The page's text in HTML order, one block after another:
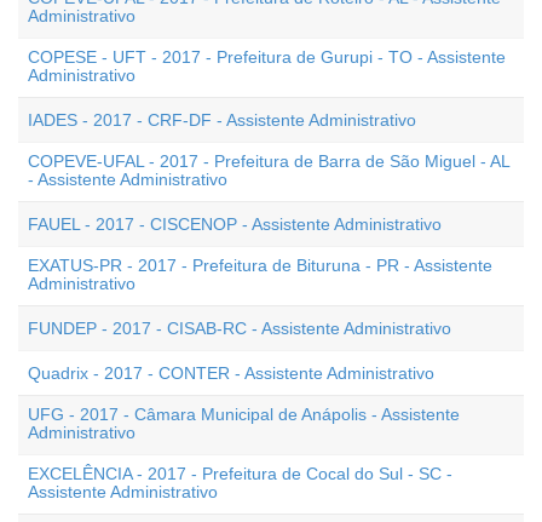
Administrativo
COPESE - UFT - 2017 - Prefeitura de Gurupi - TO - Assistente
Administrativo
IADES - 2017 - CRF-DF - Assistente Administrativo
COPEVE-UFAL - 2017 - Prefeitura de Barra de São Miguel - AL
- Assistente Administrativo
FAUEL - 2017 - CISCENOP - Assistente Administrativo
EXATUS-PR - 2017 - Prefeitura de Bituruna - PR - Assistente
Administrativo
FUNDEP - 2017 - CISAB-RC - Assistente Administrativo
Quadrix - 2017 - CONTER - Assistente Administrativo
UFG - 2017 - Câmara Municipal de Anápolis - Assistente
Administrativo
EXCELÊNCIA - 2017 - Prefeitura de Cocal do Sul - SC -
Assistente Administrativo